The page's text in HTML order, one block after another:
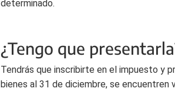
determinado.
¿Tengo que
Tendrás que inscribirte en el impuesto y
bienes al 31 de diciembre, se encuentren